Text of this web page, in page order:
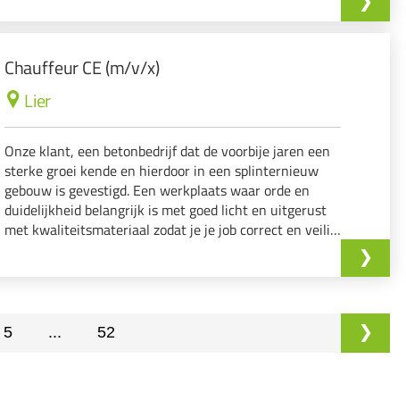
Chauffeur CE (m/v/x)
Lier
Onze klant, een betonbedrijf dat de voorbije jaren een
sterke groei kende en hierdoor in een splinternieuw
gebouw is gevestigd. Een werkplaats waar orde en
duidelijkheid belangrijk is met goed licht en uitgerust
met kwaliteitsmateriaal zodat je je job correct en veilig
5 ... 52